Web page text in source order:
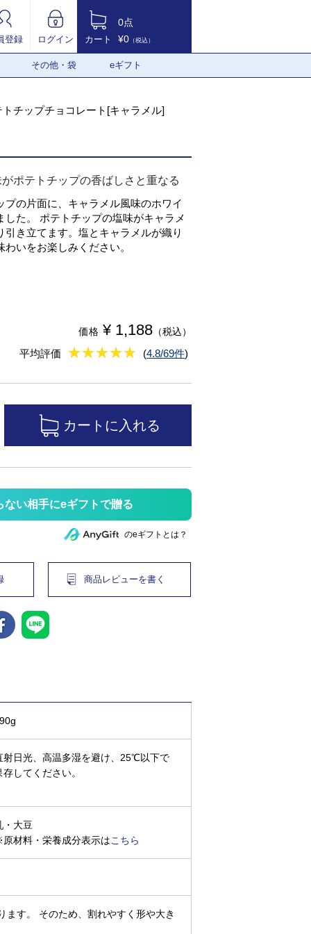
登録 ログイン カート
0点
¥0 （税込）
その他・袋 eギフト
トチップチョコレート[キャラメル]
ポテトチップの香ばしさと重なる
プの片面に、キャラメル風味のホワイ
した。 ポテトチップの塩味がキャラメ
引き立てます。塩とキャラメルが織り
いをお楽しみください。
価格 ¥ 1,188 （税込）
平均評価 ★★★★★
★★★★★ (4.8/69件)
ない相手にeギフトで贈る
のeギフトとは？
商品レビューを書く
射日光、高温多湿を避け、25℃以下で
存してください。
・大豆
材料・栄養成分表示はこちら
す。 そのため、割れやすく形や大き